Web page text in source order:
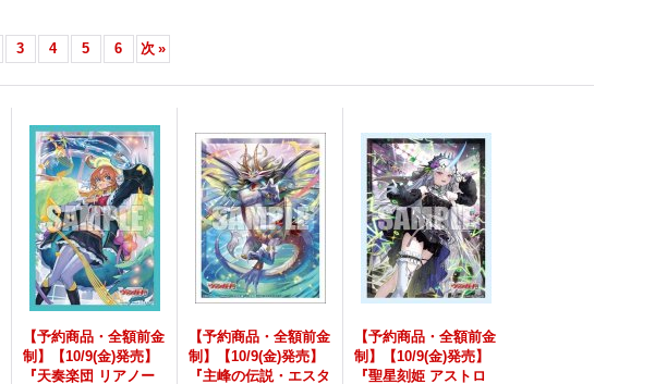
3 4 5 6 次 »
【予約商品・全額前金
制】【10/9(金)発売】
『天奏楽団 リアノー
【予約商品・全額前金
制】【10/9(金)発売】
『主峰の伝説・エスタ
【予約商品・全額前金
制】【10/9(金)発売】
『聖星刻姫 アストロ